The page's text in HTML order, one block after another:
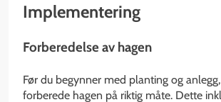
Implementering
Forberedelse av hagen
Før du begynner med planting og
forberede hagen på riktig måte. Dette